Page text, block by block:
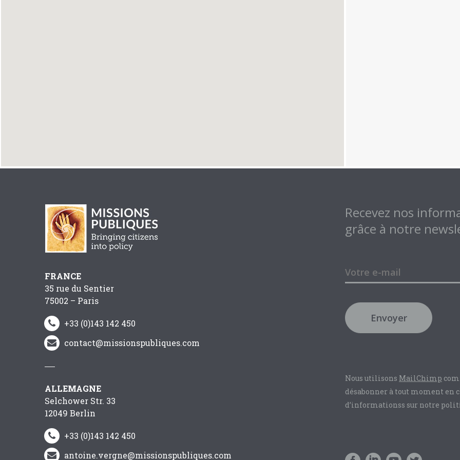
FRANCE
35 rue du Sentier
75002 – Paris

 +33 (0)143 142 450

 contact@missionspubliques.com
ALLEMAGNE
Selchower Str. 33
12049 Berlin

 +33 (0)143 142 450

 antoine.vergne@missionspubliques.com
Recevez nos
grâce à notre
Envoyer
Nous utilisons MailChimp
désabonner à tout moment en
d’informationss sur notre